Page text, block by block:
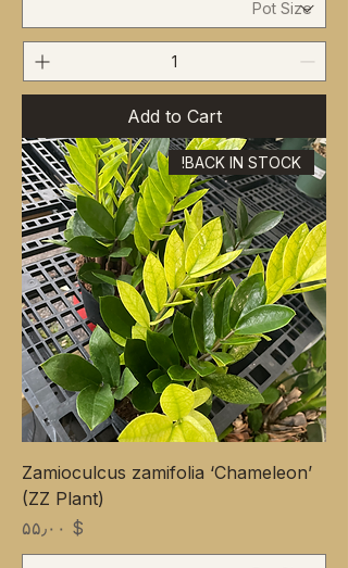
Add to Cart
BACK IN STOCK!
Zamioculcus zamifolia ‘Chameleon’
(ZZ Plant)
Price
$ ۵۵٫۰۰